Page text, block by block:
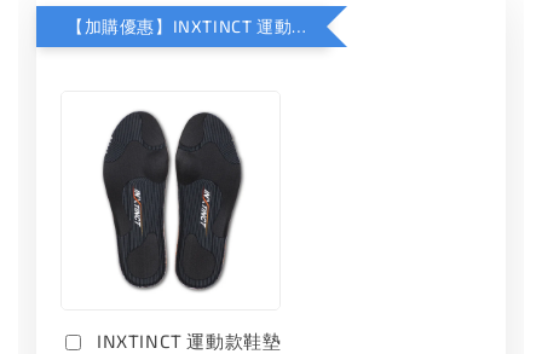
【加購優惠】INXTINCT 運動款鞋墊
INXTINCT 運動款鞋墊